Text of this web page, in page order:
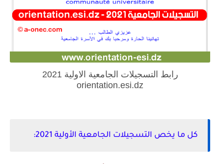
رابط التسجيلات الجامعية الاولية 2021
orientation.esi.dz
كل ما يخص التسجيلات الجامعية الأولية 2021: